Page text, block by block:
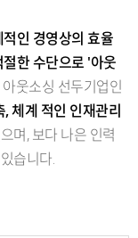
적인 경영상의 효율
한 수단으로 '아웃
웃소싱 선두기업인
체계 적인 인재관리
며, 보다 나은 인력
습니다.